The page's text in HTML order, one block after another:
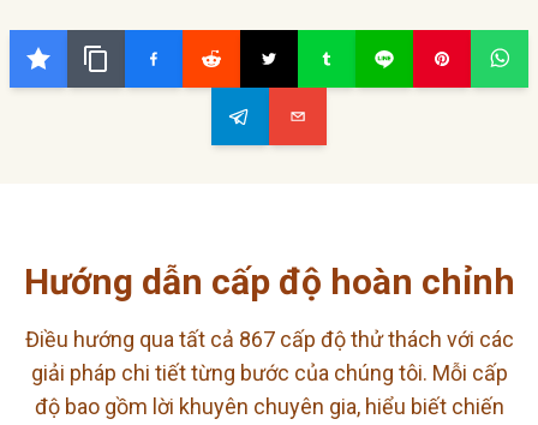
Hướng dẫn cấp độ hoàn chỉnh
Điều hướng qua tất cả 867 cấp độ thử thách với các
giải pháp chi tiết từng bước của chúng tôi. Mỗi cấp
độ bao gồm lời khuyên chuyên gia, hiểu biết chiến